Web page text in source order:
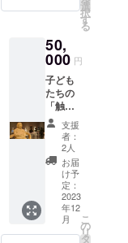
「文字
で、
「ロ
ゴ・バ
ナー」
などの
掲載は
行いま
せん。
掲載期
限は定
めず、
年度ご
との報
告ペー
ジでの
欄」に
掲載を
れるお
名前を
必ずご
記入く
ださ
い。個
人名の
ほかに
ニック
ネーム
やイニ
シャル
名前掲
載（ご
希望の
方の
み） ・
展覧会
図録へ
のお名
前掲載
（ご希
望の方
のみ）
＊ Web
ページ
へのお
名前掲
控除に
活用で
収証 ・
日彫会
支援者
証（非
売品・
展覧会
パス
（同行
者10名
ま
で））
・本会
活動の
ご案内
（会報
等送
選
択
す
る
50,
000 円
子ども
たちの
「触れ
るアー
ト」の
充実化
に繋げ
ます。
＜リ
ターン
ンクス
メール
支援
者：
2人
お届
け予
定：
2023
年12
月
こ
の
リ
タ